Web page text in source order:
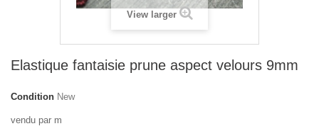
View larger
Elastique fantaisie prune aspect velours 9mm
Condition New
vendu par m